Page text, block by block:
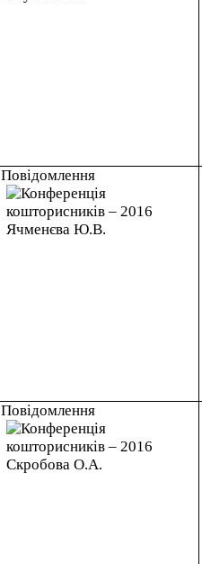
Повідомлення
Повідомлення